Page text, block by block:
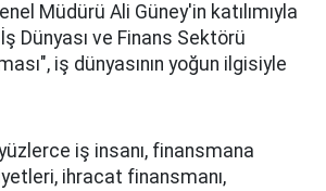
Müdürü Ali Güney'in katılımıyla
Dünyası ve Finans Sektörü
iş dünyasının yoğun ilgisiyle
iş insanı, finansmana
ihracat finansmanı,